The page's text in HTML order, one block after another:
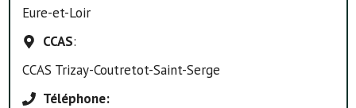
Eure-et-Loir
CCAS:
CCAS Trizay-Coutretot-Saint-Serge
Téléphone: